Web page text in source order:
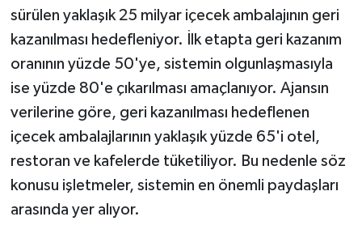
sürülen yaklaşık 25 milyar içecek ambalajının geri
kazanılması hedefleniyor. İlk etapta geri kazanım
oranının yüzde 50'ye, sistemin olgunlaşmasıyla
ise yüzde 80'e çıkarılması amaçlanıyor. Ajansın
verilerine göre, geri kazanılması hedeflenen
içecek ambalajlarının yaklaşık yüzde 65'i otel,
restoran ve kafelerde tüketiliyor. Bu nedenle söz
konusu işletmeler, sistemin en önemli paydaşları
arasında yer alıyor.